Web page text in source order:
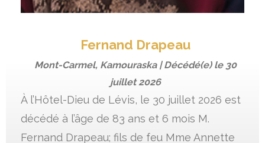
Fernand Drapeau
Mont-Carmel, Kamouraska | Décédé(e) le 30
juillet 2026
À l’Hôtel-Dieu de Lévis, le 30 juillet 2026 est
décédé à l’âge de 83 ans et 6 mois M.
Fernand Drapeau; fils de feu Mme Annette